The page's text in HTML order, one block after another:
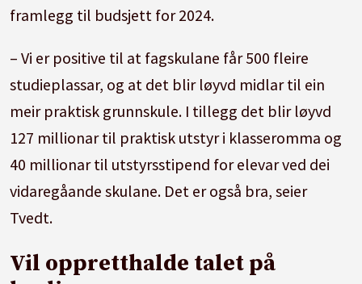
framlegg til budsjett for 2024.
– Vi er positive til at fagskulane får 500 fleire
studieplassar, og at det blir løyvd midlar til ein
meir praktisk grunnskule. I tillegg det blir løyvd
127 millionar til praktisk utstyr i klasseromma og
40 millionar til utstyrsstipend for elevar ved dei
vidaregåande skulane. Det er også bra, seier
Tvedt.
Vil oppretthalde talet på